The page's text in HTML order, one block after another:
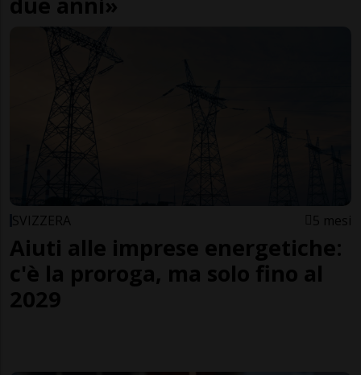
SVIZZERA 5 mesi
Aiuti alle imprese energetiche:
c'è la proroga, ma solo fino al
2029